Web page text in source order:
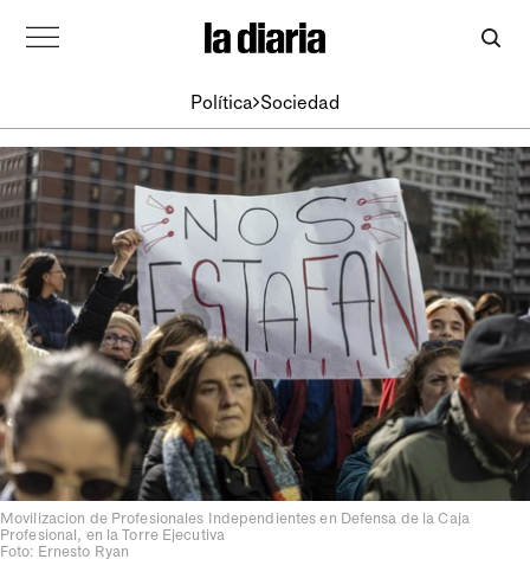
Política Sociedad
Movilizacion de Profesionales Independientes en Defensa de la Caja
Profesional, en la Torre Ejecutiva
Foto: Ernesto Ryan